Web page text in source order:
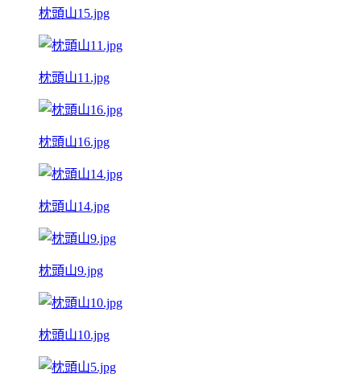
枕頭山15.jpg
枕頭山11.jpg
枕頭山16.jpg
枕頭山14.jpg
枕頭山9.jpg
枕頭山10.jpg